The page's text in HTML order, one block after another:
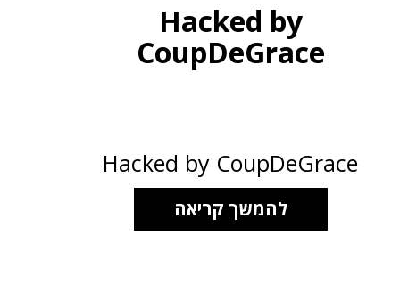
Hacked by
CoupDeGrace
Hacked by CoupDeGrace
להמשך קריאה